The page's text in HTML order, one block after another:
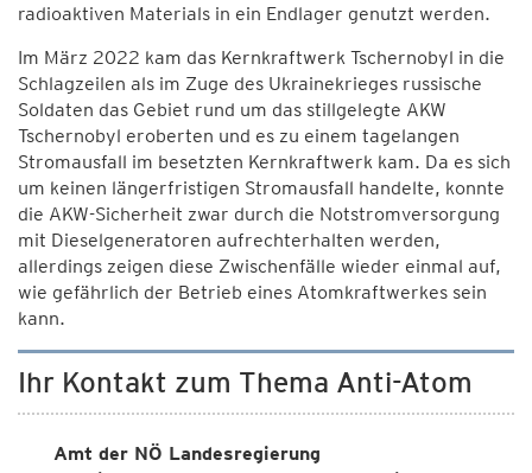
radioaktiven Materials in ein Endlager genutzt werden.
Im März 2022 kam das Kernkraftwerk Tschernobyl in die
Schlagzeilen als im Zuge des Ukrainekrieges russische
Soldaten das Gebiet rund um das stillgelegte AKW
Tschernobyl eroberten und es zu einem tagelangen
Stromausfall im besetzten Kernkraftwerk kam. Da es sich
um keinen längerfristigen Stromausfall handelte, konnte
die AKW-Sicherheit zwar durch die Notstromversorgung
mit Dieselgeneratoren aufrechterhalten werden,
allerdings zeigen diese Zwischenfälle wieder einmal auf,
wie gefährlich der Betrieb eines Atomkraftwerkes sein
kann.
Ihr Kontakt zum Thema Anti-Atom
Amt der NÖ Landesregierung